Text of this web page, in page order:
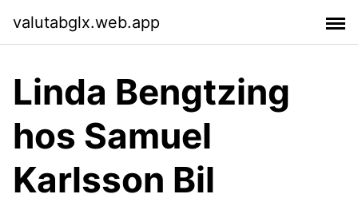
valutabglx.web.app
Linda Bengtzing
hos Samuel
Karlsson Bil